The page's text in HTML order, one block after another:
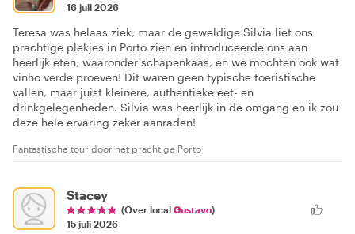
16 juli 2026
Teresa was helaas ziek, maar de geweldige Silvia liet ons
prachtige plekjes in Porto zien en introduceerde ons aan
heerlijk eten, waaronder schapenkaas, en we mochten ook wat
vinho verde proeven! Dit waren geen typische toeristische
vallen, maar juist kleinere, authentieke eet- en
drinkgelegenheden. Silvia was heerlijk in de omgang en ik zou
deze hele ervaring zeker aanraden!
Fantastische tour door het prachtige Porto
Stacey
(Over local Gustavo)
15 juli 2026